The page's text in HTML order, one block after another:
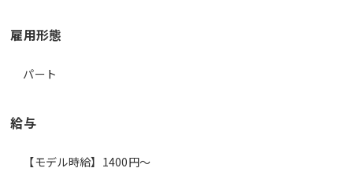
雇用形態
パート
給与
【モデル時給】1400円〜